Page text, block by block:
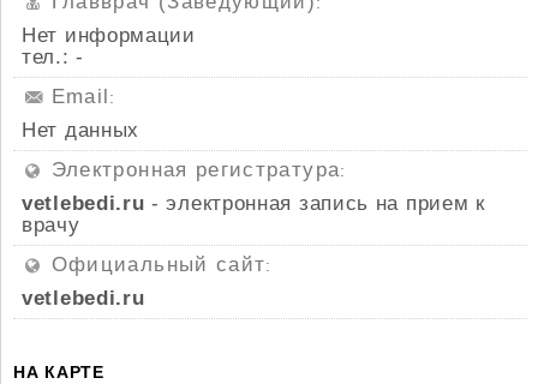
Нет информации
тел.: -
Email :
Нет данных
Электронная регистратура:
vetlebedi.ru - электронная запись на прием к
врачу
Официальный сайт:
vetlebedi.ru
НА КАРТЕ